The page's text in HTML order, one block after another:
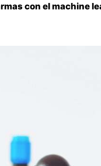
con el machine